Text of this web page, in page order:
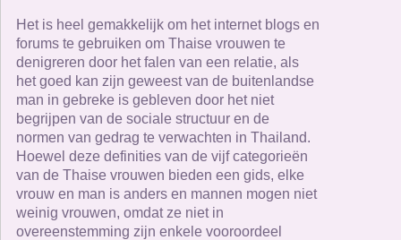
Het is heel gemakkelijk om het internet blogs en
forums te gebruiken om Thaise vrouwen te
denigreren door het falen van een relatie, als
het goed kan zijn geweest van de buitenlandse
man in gebreke is gebleven door het niet
begrijpen van de sociale structuur en de
normen van gedrag te verwachten in Thailand.
Hoewel deze definities van de vijf categorieën
van de Thaise vrouwen bieden een gids, elke
vrouw en man is anders en mannen mogen niet
weinig vrouwen, omdat ze niet in
overeenstemming zijn enkele vooroordeel